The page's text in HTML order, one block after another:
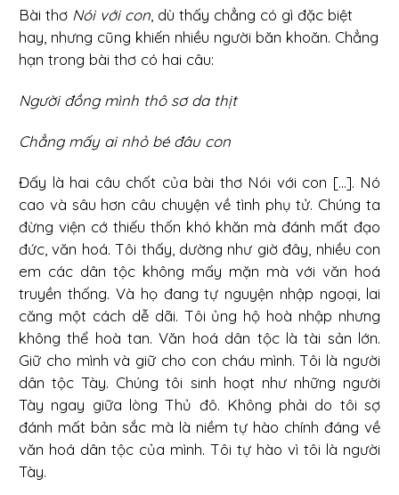
Bài thơ Nói với con , dù thấy chẳng có gì đặc biệt
hay, nhưng cũng khiến nhiều người băn khoăn. Chẳng
hạn trong bài thơ có hai câu:
Người đồng mình thô sơ da thịt
Chẳng mấy ai nhỏ bé đâu con
Đấy là hai câu chốt của bài thơ Nói với con [...]. Nó
cao và sâu hơn câu chuyện về tình phụ tử. Chúng ta
đừng viện cớ thiếu thốn khó khăn mà đánh mất đạo
đức, văn hoá. Tôi thấy, dường như giờ đây, nhiều con
em các dân tộc không mấy mặn mà với văn hoá
truyền thống. Và họ đang tự nguyện nhập ngoại, lai
căng một cách dễ dãi. Tôi ủng hộ hoà nhập nhưng
không thể hoà tan. Văn hoá dân tộc là tài sản lớn.
Giữ cho mình và giữ cho con cháu mình. Tôi là người
dân tộc Tày. Chúng tôi sinh hoạt như những người
Tày ngay giữa lòng Thủ đô. Không phải do tôi sợ
đánh mất bản sắc mà là niềm tự hào chính đáng về
văn hoá dân tộc của mình. Tôi tự hào vì tôi là người
Tày.